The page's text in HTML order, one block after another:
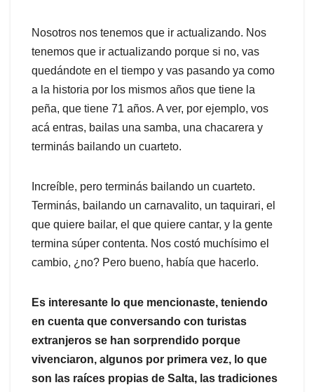
Nosotros nos tenemos que ir actualizando. Nos
tenemos que ir actualizando porque si no, vas
quedándote en el tiempo y vas pasando ya como
a la historia por los mismos años que tiene la
peña, que tiene 71 años. A ver, por ejemplo, vos
acá entras, bailas una samba, una chacarera y
terminás bailando un cuarteto.
Increíble, pero terminás bailando un cuarteto.
Terminás, bailando un carnavalito, un taquirari, el
que quiere bailar, el que quiere cantar, y la gente
termina súper contenta. Nos costó muchísimo el
cambio, ¿no? Pero bueno, había que hacerlo.
Es interesante lo que mencionaste, teniendo
en cuenta que conversando con turistas
extranjeros se han sorprendido porque
vivenciaron, algunos por primera vez, lo que
son las raíces propias de Salta, las tradiciones